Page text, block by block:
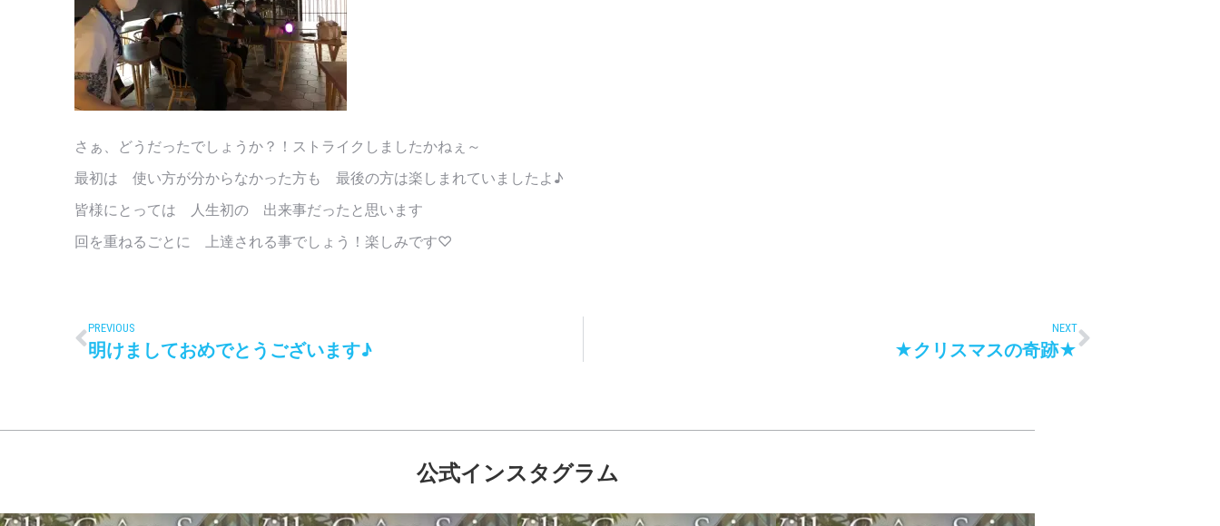
さぁ、どうだったでしょうか？！ストライクしましたかねぇ～
最初は 使い方が分からなかった方も 最後の方は楽しまれていましたよ♪
皆様にとっては 人生初の 出来事だったと思います
回を重ねるごとに 上達される事でしょう！楽しみです♡
PREVIOUS
明けましておめでとうございます♪
NEXT
★クリスマスの奇跡★
公式インスタグラム